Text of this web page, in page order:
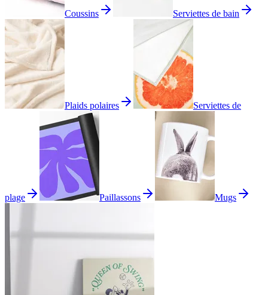
Coussins Serviettes de bain
Plaids polaires Serviettes de
plage Paillassons Mugs